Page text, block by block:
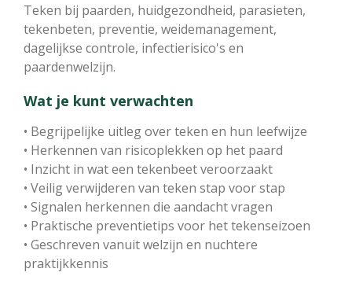
Teken bij paarden, huidgezondheid, parasieten,
tekenbeten, preventie, weidemanagement,
dagelijkse controle, infectierisico's en
paardenwelzijn.
Wat je kunt verwachten
• Begrijpelijke uitleg over teken en hun leefwijze
• Herkennen van risicoplekken op het paard
• Inzicht in wat een tekenbeet veroorzaakt
• Veilig verwijderen van teken stap voor stap
• Signalen herkennen die aandacht vragen
• Praktische preventietips voor het tekenseizoen
• Geschreven vanuit welzijn en nuchtere
praktijkkennis